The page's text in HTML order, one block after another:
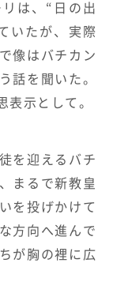
は、 “ 日の出
いたが、実際
像はバチカン
話を聞いた。
表示として。
を迎えるバチ
まるで新教皇
を投げかけて
方向へ進んで
が胸の裡に広